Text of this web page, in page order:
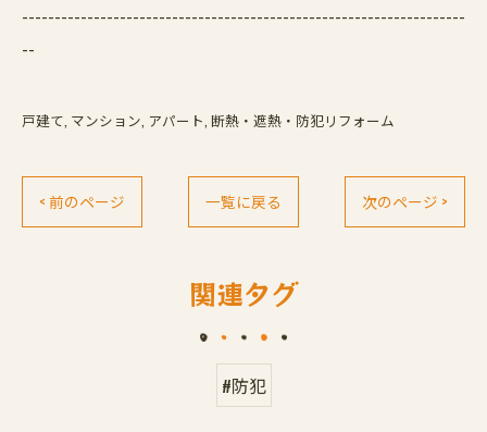
--------------------------------------------------------------------
--
戸建て マンション アパート 断熱・遮熱・防犯リフォーム
< 前のページ 一覧に戻る 次のページ >
関連タグ
#防犯